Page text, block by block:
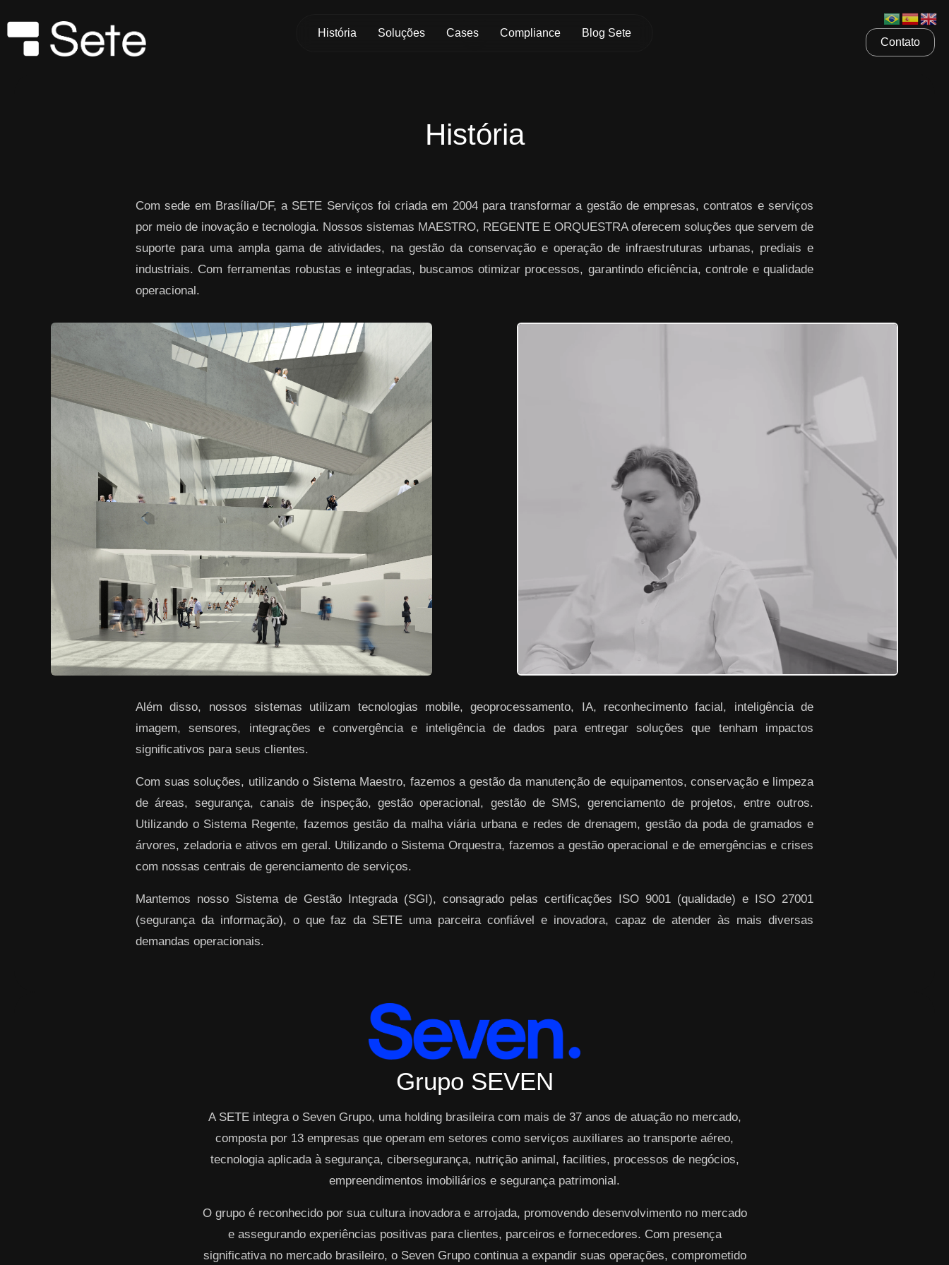
História Soluções Cases Compliance Blog Sete
Contato
História
Com sede em Brasília/DF, a SETE Serviços foi criada em 2004 para transformar a gestão de empresas, contratos e serviços
por meio de inovação e tecnologia. Nossos sistemas MAESTRO, REGENTE E ORQUESTRA oferecem soluções que servem de
suporte para uma ampla gama de atividades, na gestão da conservação e operação de infraestruturas urbanas, prediais e
industriais. Com ferramentas robustas e integradas, buscamos otimizar processos, garantindo eficiência, controle e qualidade
operacional.
Além disso, nossos sistemas utilizam tecnologias mobile, geoprocessamento, IA, reconhecimento facial, inteligência de
imagem, sensores, integrações e convergência e inteligência de dados para entregar soluções que tenham impactos
significativos para seus clientes.
Com suas soluções, utilizando o Sistema Maestro, fazemos a gestão da manutenção de equipamentos, conservação e limpeza
de áreas, segurança, canais de inspeção, gestão operacional, gestão de SMS, gerenciamento de projetos, entre outros.
Utilizando o Sistema Regente, fazemos gestão da malha viária urbana e redes de drenagem, gestão da poda de gramados e
árvores, zeladoria e ativos em geral. Utilizando o Sistema Orquestra, fazemos a gestão operacional e de emergências e crises
com nossas centrais de gerenciamento de serviços.
Mantemos nosso Sistema de Gestão Integrada (SGI), consagrado pelas certificações ISO 9001 (qualidade) e ISO 27001
(segurança da informação), o que faz da SETE uma parceira confiável e inovadora, capaz de atender às mais diversas
demandas operacionais.
Grupo SEVEN
A SETE integra o Seven Grupo, uma holding brasileira com mais de 37 anos de atuação no mercado,
composta por 13 empresas que operam em setores como serviços auxiliares ao transporte aéreo,
tecnologia aplicada à segurança, cibersegurança, nutrição animal, facilities, processos de negócios,
empreendimentos imobiliários e segurança patrimonial.
O grupo é reconhecido por sua cultura inovadora e arrojada, promovendo desenvolvimento no mercado
e assegurando experiências positivas para clientes, parceiros e fornecedores. Com presença
significativa no mercado brasileiro, o Seven Grupo continua a expandir suas operações, comprometido